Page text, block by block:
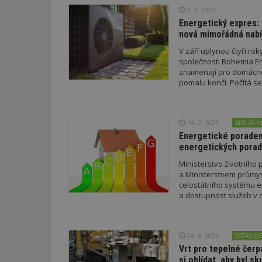
9. 9. 2025
Energetický
nová mimořádná
V září uplynou čtyři
společnosti Bohemia
znamenají pro
pomalu končí. Počítá
14. 7. 2025
Energetické
energetických
Ministerstvo životního
a Ministerstvem
celostátního systému
a dostupnost služeb v
24. 6. 2025 ESTAV
Vrt pro tepelné
Název
Provider
/
Doména
_gid
Google
LLC
.estav.cz
.estav.cz
CMID
uid
id
Název
test
mobile
Název
tu
Gdyn
ui
cct
Gtest
C
ibbid